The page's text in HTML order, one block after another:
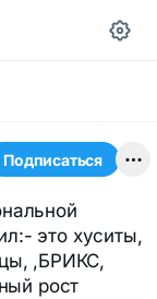
Подписаться
это хуситы,
,БРИКС,
рост